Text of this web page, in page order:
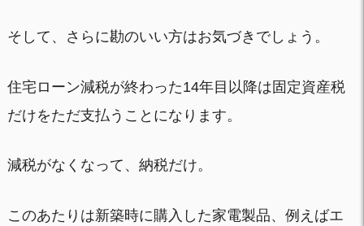
そして、さらに勘のいい方はお気づきでしょう。
住宅ローン減税が終わった14年目以降は固定資産税
だけをただ支払うことになります。
減税がなくなって、納税だけ。
このあたりは新築時に購入した家電製品、例えばエ